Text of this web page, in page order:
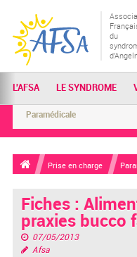
du
L'AFSA LE SYNDROME
Prise en charge
Fiches :
praxies bucco
07/05/2013
Afsa